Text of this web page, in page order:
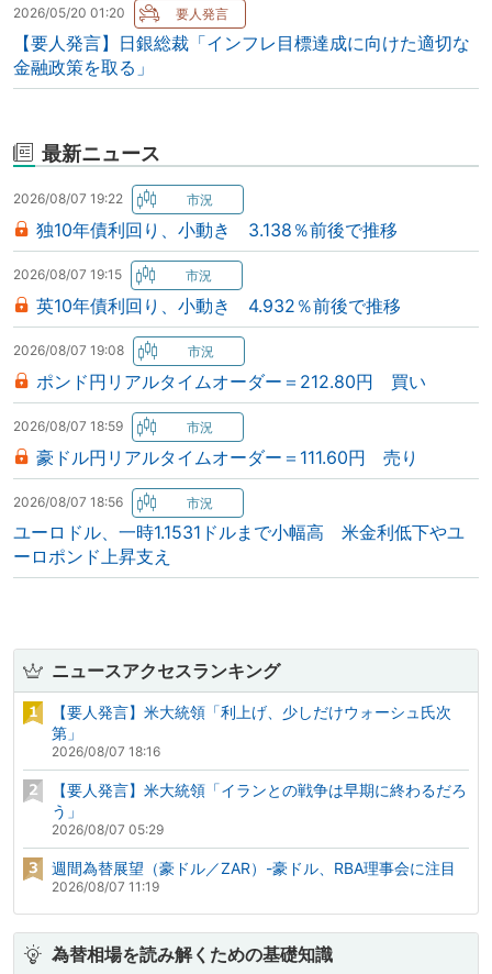
2026/05/20 01:20
【要人発言】日銀総裁「インフレ目標達成に向けた適切な
金融政策を取る」
最新ニュース
2026/08/07 19:22
独10年債利回り、小動き 3.138％前後で推移
2026/08/07 19:15
英10年債利回り、小動き 4.932％前後で推移
2026/08/07 19:08
ポンド円リアルタイムオーダー＝212.80円 買い
2026/08/07 18:59
豪ドル円リアルタイムオーダー＝111.60円 売り
2026/08/07 18:56
ユーロドル、一時1.1531ドルまで小幅高 米金利低下やユ
ーロポンド上昇支え
ニュースアクセスランキング
【要人発言】米大統領「利上げ、少しだけウォーシュ氏次
第」
2026/08/07 18:16
【要人発言】米大統領「イランとの戦争は早期に終わるだろ
う」
2026/08/07 05:29
週間為替展望（豪ドル／ZAR）-豪ドル、RBA理事会に注目
2026/08/07 11:19
為替相場を読み解くための基礎知識